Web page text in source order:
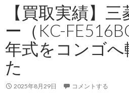
HA8）・
2021
年
を
ロ
【買取実績】
ー（KC-
年式をコンゴへ
た
2025年8月29日 コメントする